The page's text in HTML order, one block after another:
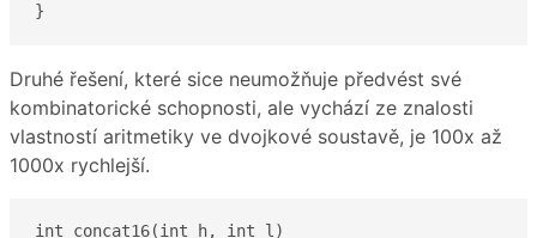
}
Druhé řešení, které sice neumožňuje předvést své
kombinatorické schopnosti, ale vychází ze znalosti
vlastností aritmetiky ve dvojkové soustavě, je 100x až
1000x rychlejší.
int concat16(int h, int l)